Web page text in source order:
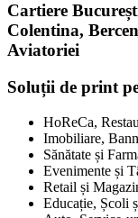
Cartiere
Colentina,
Aviatoriei
Soluții de print
HoReCa,
Imobiliare,
Sănătate și
Evenimente și
Retail și
Educație, Școli